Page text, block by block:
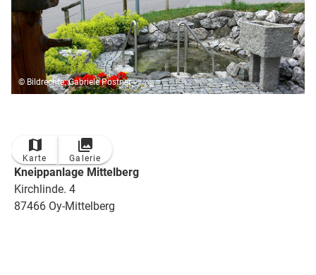
© Bildrechte: Gabriele Postner
Karte Galerie
Kneippanlage Mittelberg
Kirchlinde. 4
87466 Oy-Mittelberg